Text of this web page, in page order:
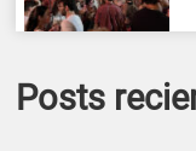
Posts